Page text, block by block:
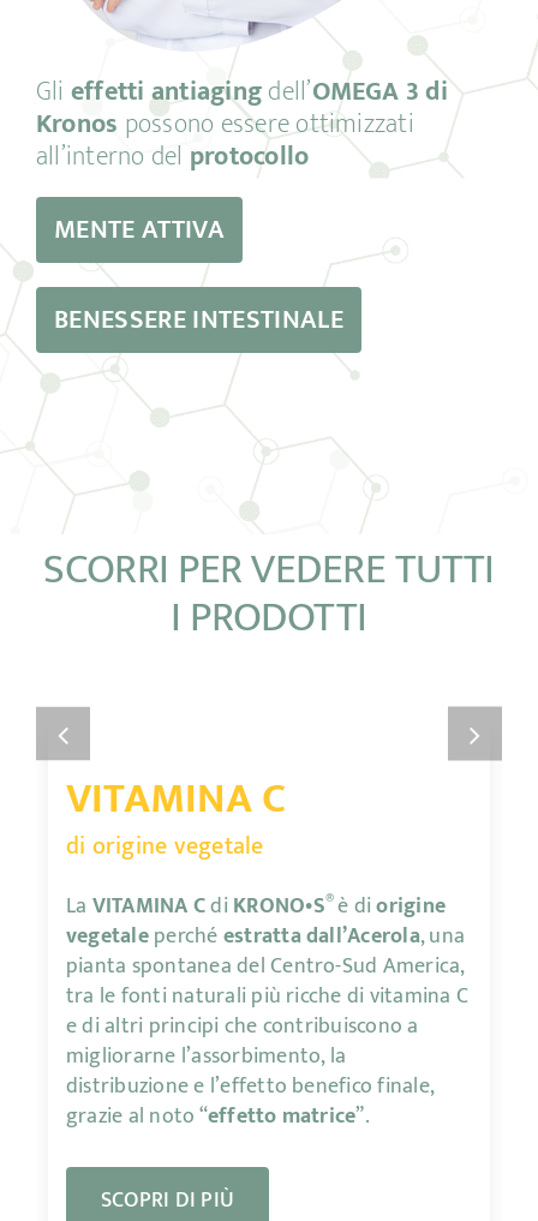
Gli effetti antiagingdell’OMEGA 3 di
Kronos possono essere ottimizzati
all’interno del protocollo
MENTE ATTIVA
BENESSERE INTESTINALE
SCORRI PER VEDERE TUTTI
I PRODOTTI
VITAMINA C
di origine vegetale
La VITAMINA Cdi KRONO•S®è diorigine
vegetaleperchéestratta dall’Acerola, una
pianta spontanea del Centro-Sud America,
tra le fonti naturali più ricche di vitamina C
e di altri principi che contribuiscono a
migliorarne l’assorbimento, la
distribuzione e l’effetto benefico finale,
grazie al noto “effetto matrice”.
SCOPRI DI PIÙ